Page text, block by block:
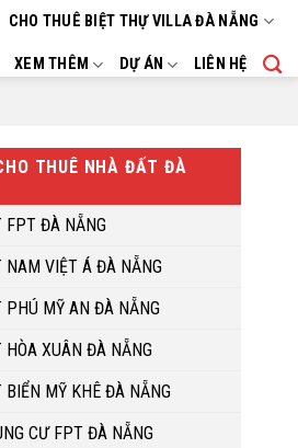
CHO THUÊ BIỆT THỰ VILLA ĐÀ NẴNG
XEM THÊM DỰ ÁN LIÊN HỆ
THUÊ NHÀ ĐẤT ĐÀ
FPT ĐÀ NẴNG
NAM VIỆT Á ĐÀ NẴNG
PHÚ MỸ AN ĐÀ NẴNG
XUÂN ĐÀ NẴNG
MỸ KHÊ ĐÀ NẴNG
CƯ FPT ĐÀ NẴNG